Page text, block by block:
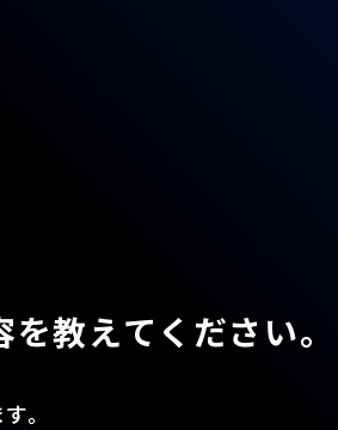
教えてください。
。